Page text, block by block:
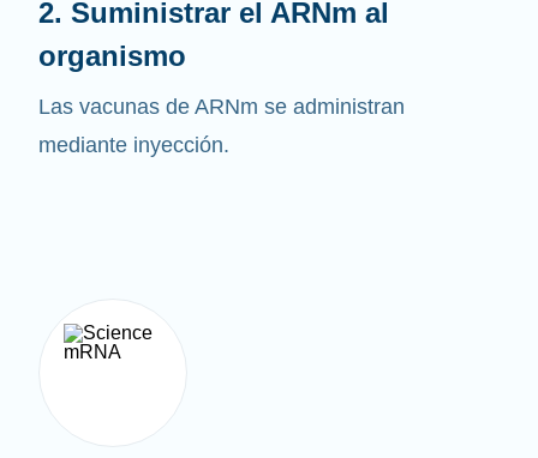
2. Suministrar el ARNm al
organismo
Las vacunas de ARNm se administran
mediante inyección.